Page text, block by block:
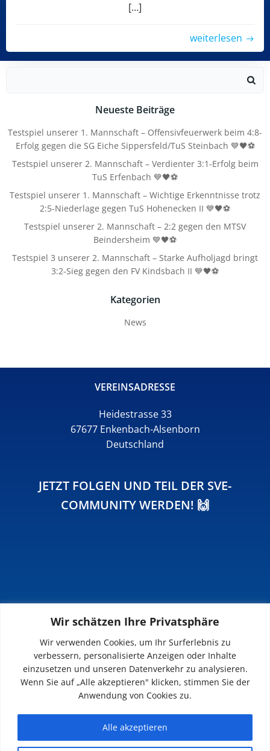
Wir schätzen Ihre Privatsphäre
Wir verwenden Cookies, um Ihr Surferlebnis zu
verbessern, personalisierte Anzeigen oder Inhalte
einzusetzen und unseren Datenverkehr zu analysieren.
Wenn Sie auf „Alle akzeptieren" klicken, stimmen Sie der
Anwendung von Cookies zu.
Alle akzeptieren
[…]
weiterlesen
Neueste Beiträge
Testspiel unserer 1. Mannschaft – Offensivfeuerwerk beim 4:8-
Erfolg gegen die SG Eiche Sippersfeld/TuS Steinbach 💙🖤⚽
Testspiel unserer 2. Mannschaft – Verdienter 3:1-Erfolg beim
TuS Erfenbach 💙🖤⚽
Testspiel unserer 1. Mannschaft – Wichtige Erkenntnisse trotz
2:5-Niederlage gegen TuS Hohenecken II 💙🖤⚽
Testspiel unserer 2. Mannschaft – 2:2 gegen den MTSV
Beindersheim 💙🖤⚽
Testspiel 3 unserer 2. Mannschaft – Starke Aufholjagd bringt
3:2-Sieg gegen den FV Kindsbach II 💙🖤⚽
Kategorien
News
VEREINSADRESSE
Heidestrasse 33
67677 Enkenbach-Alsenborn
Deutschland
JETZT FOLGEN UND TEIL DER SVE-
COMMUNITY WERDEN! 🙌
INFOS
Impressum
Datenschutz
Kontakt